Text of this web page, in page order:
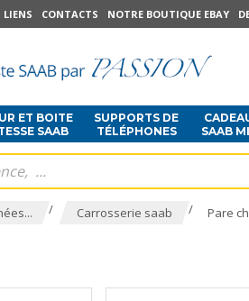
LIENS CONTACTS NOTRE BOUTIQUE EBAY
ET BOITE
SAAB
SUPPORTS DE
TÉLÉPHONES
SAAB
/ Carrosserie saab / Pare